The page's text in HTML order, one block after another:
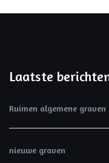
Laatste
Ruimen algemene
nieuwe graven